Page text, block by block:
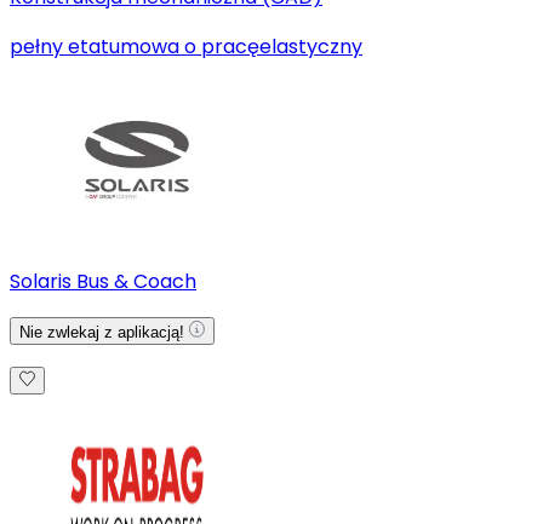
pełny etatumowa o pracęelastyczny
Solaris Bus & Coach
Nie zwlekaj z aplikacją!